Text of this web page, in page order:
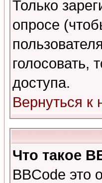
Только
опросе
голосовать,
доступа.
Вернуться к
Что такое
BBCode это